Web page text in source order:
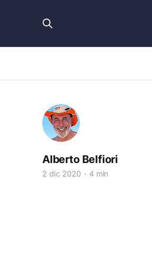
Alberto Belfiori
2 dic 2020 4 min